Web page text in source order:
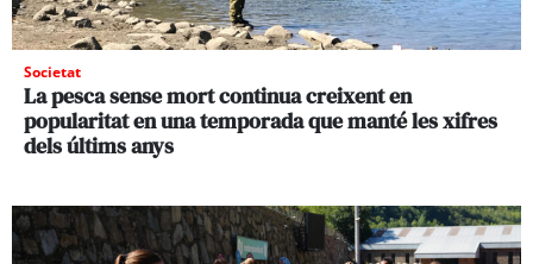
Societat
La pesca sense mort continua creixent en
popularitat en una temporada que manté les xifres
dels últims anys